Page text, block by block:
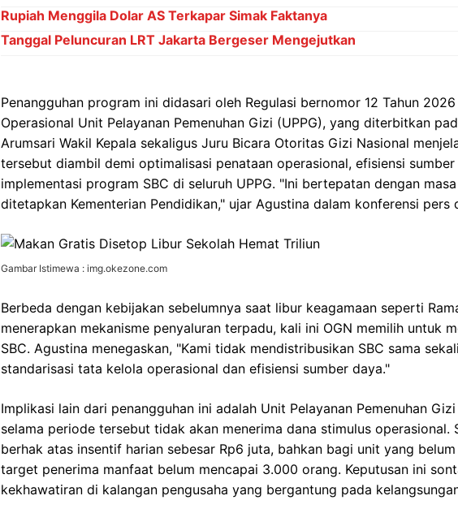
Rupiah Menggila Dolar AS Terkapar Simak Faktanya
Tanggal Peluncuran LRT Jakarta Bergeser Mengejutkan
Penangguhan program ini didasari oleh Regulasi bernomor 12 Tahun
Operasional Unit Pelayanan Pemenuhan Gizi (UPPG), yang diterbitkan
Arumsari Wakil Kepala sekaligus Juru Bicara Otoritas Gizi Nasional
tersebut diambil demi optimalisasi penataan operasional, efisiensi
implementasi program SBC di seluruh UPPG. "Ini bertepatan dengan
ditetapkan Kementerian Pendidikan," ujar Agustina dalam konferensi pers
Gambar Istimewa : img.okezone.com
Berbeda dengan kebijakan sebelumnya saat libur keagamaan seperti
menerapkan mekanisme penyaluran terpadu, kali ini OGN memilih untuk
SBC. Agustina menegaskan, "Kami tidak mendistribusikan SBC sama
standarisasi tata kelola operasional dan efisiensi sumber daya."
Implikasi lain dari penangguhan ini adalah Unit Pelayanan Pemenuhan
selama periode tersebut tidak akan menerima dana stimulus operasional.
berhak atas insentif harian sebesar Rp6 juta, bahkan bagi unit yang
target penerima manfaat belum mencapai 3.000 orang. Keputusan ini
kekhawatiran di kalangan pengusaha yang bergantung pada